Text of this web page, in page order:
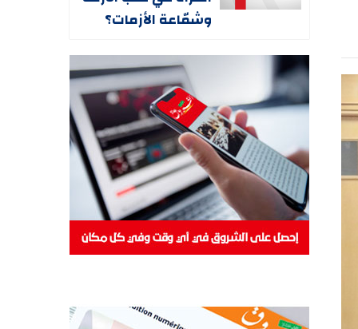
وشمّاعة الأزمات؟